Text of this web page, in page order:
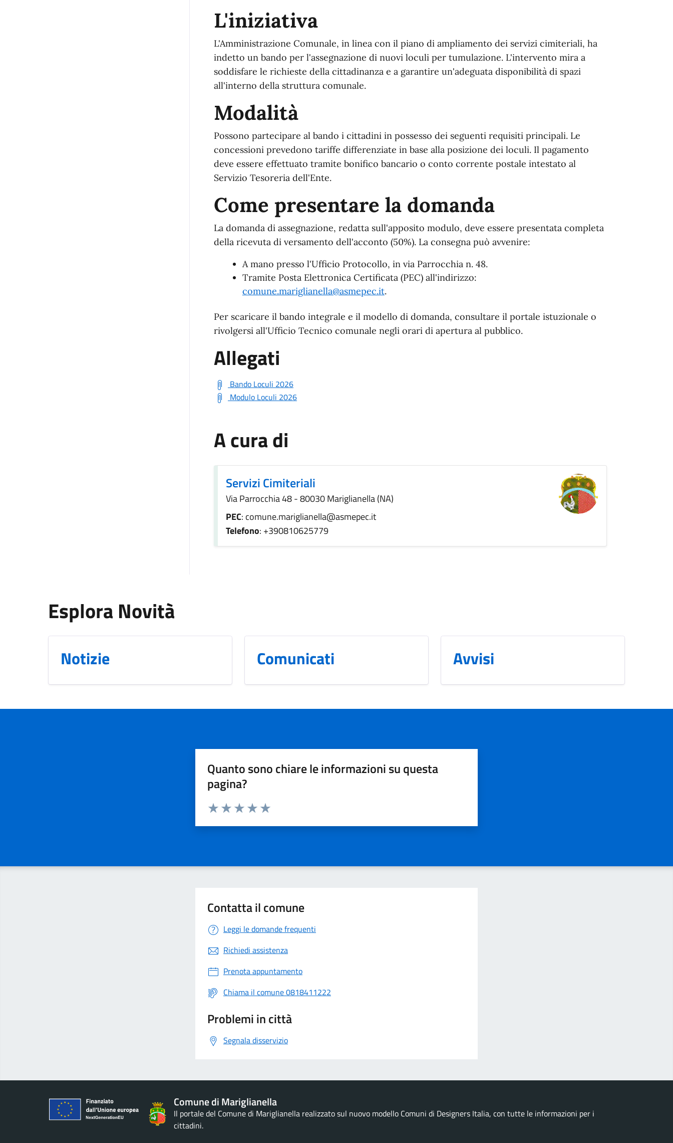
L'iniziativa
L'Amministrazione Comunale, in linea con il piano di ampliamento dei servizi cimiteriali, ha
indetto un bando per l'assegnazione di nuovi loculi per tumulazione. L'intervento mira a
soddisfare le richieste della cittadinanza e a garantire un'adeguata disponibilità di spazi
all'interno della struttura comunale.
Modalità
Possono partecipare al bando i cittadini in possesso dei seguenti requisiti principali. Le
concessioni prevedono tariffe differenziate in base alla posizione dei loculi. Il pagamento
deve essere effettuato tramite bonifico bancario o conto corrente postale intestato al
Servizio Tesoreria dell'Ente.
Come presentare la domanda
La domanda di assegnazione, redatta sull'apposito modulo, deve essere presentata completa
della ricevuta di versamento dell'acconto (50%). La consegna può avvenire:
A mano presso l'Ufficio Protocollo, in via Parrocchia n. 48.
Tramite Posta Elettronica Certificata (PEC) all'indirizzo:
comune.mariglianella@asmepec.it.
Per scaricare il bando integrale e il modello di domanda, consultare il portale istuzionale o
rivolgersi all'Ufficio Tecnico comunale negli orari di apertura al pubblico.
Allegati
Bando Loculi 2026
Modulo Loculi 2026
A cura di
Servizi Cimiteriali
Via Parrocchia 48 - 80030 Mariglianella (NA)
PEC: comune.mariglianella@asmepec.it
Telefono: +390810625779
Esplora Novità
Notizie Comunicati Avvisi
Quanto sono chiare le informazioni su questa
pagina?
Valuta da 1 a 5 stelle la pagina
Contatta il comune
Leggi le domande frequenti
Richiedi assistenza
Prenota appuntamento
Chiama il comune 0818411222
Problemi in città
Segnala disservizio
Comune di Mariglianella
Il portale del Comune di Mariglianella realizzato sul nuovo modello Comuni di Designers Italia, con tutte le informazioni per i
cittadini.